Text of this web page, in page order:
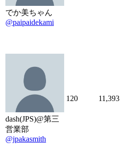
でか美ちゃん
@paipaidekami
dash(JPS)@第三
営業部
@jpakasmith
120 11,393